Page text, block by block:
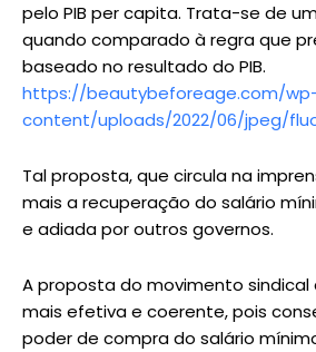
pelo PIB per capita. Trata-se de
quando comparado à regra que
baseado no resultado do PIB.
https://beautybeforeage.com/
content/uploads/2022/06/jpeg/
Tal proposta, que circula na
mais a recuperação do salário
e adiada por outros governos.
A proposta do movimento sindical
mais efetiva e coerente, pois
poder de compra do salário